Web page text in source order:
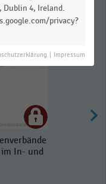
In- und
Dublin 4, Ireland.
privacy?
Impressum